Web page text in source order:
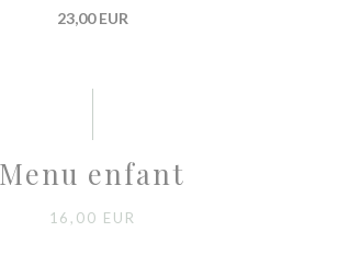
23,00 EUR
Menu enfant
16,00 EUR